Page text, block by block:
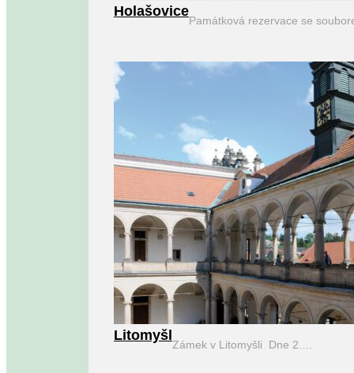
Holašovice
Památková rezervace se
Litomyšl
Zámek v Litomyšli Dne 2.…